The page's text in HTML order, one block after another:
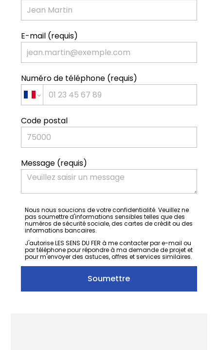
ACCUEIL
RÉALISATIONS
TÉMOIGNAGES CLIENTS
E-mail (requis)
Numéro de téléphone (requis)
Code postal
Message (requis)
Nous nous soucions de votre confidentialité. Veuillez ne
pas soumettre d'informations sensibles telles que des
numéros de sécurité sociale, des cartes de crédit ou des
informations bancaires.
J'autorise LES SENS DU FER à me contacter par e-mail ou
par téléphone pour répondre à ma demande de projet et
pour m'envoyer des astuces, offres et services similaires.
Soumettre